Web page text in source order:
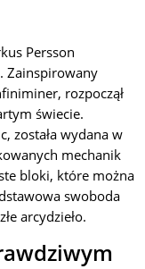
Persson
Zainspirowany
rozpoczął
świecie.
została wydana w
mechanik
bloki, które można
swoboda
arcydzieło.